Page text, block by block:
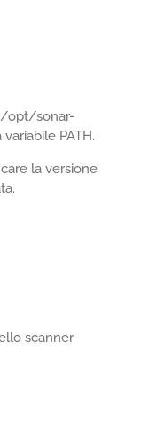
/opt/sonar-
PATH.
la versione
scanner